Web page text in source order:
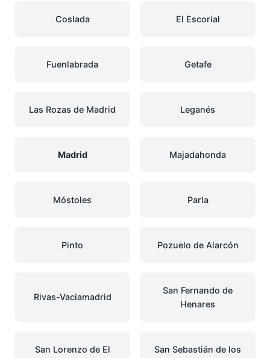
Coslada El Escorial
Fuenlabrada Getafe
Las Rozas de Madrid Leganés
Madrid Majadahonda
Móstoles Parla
Pinto Pozuelo de Alarcón
Rivas-Vaciamadrid
San Fernando de
Henares
San Lorenzo de El
San Sebastián de los